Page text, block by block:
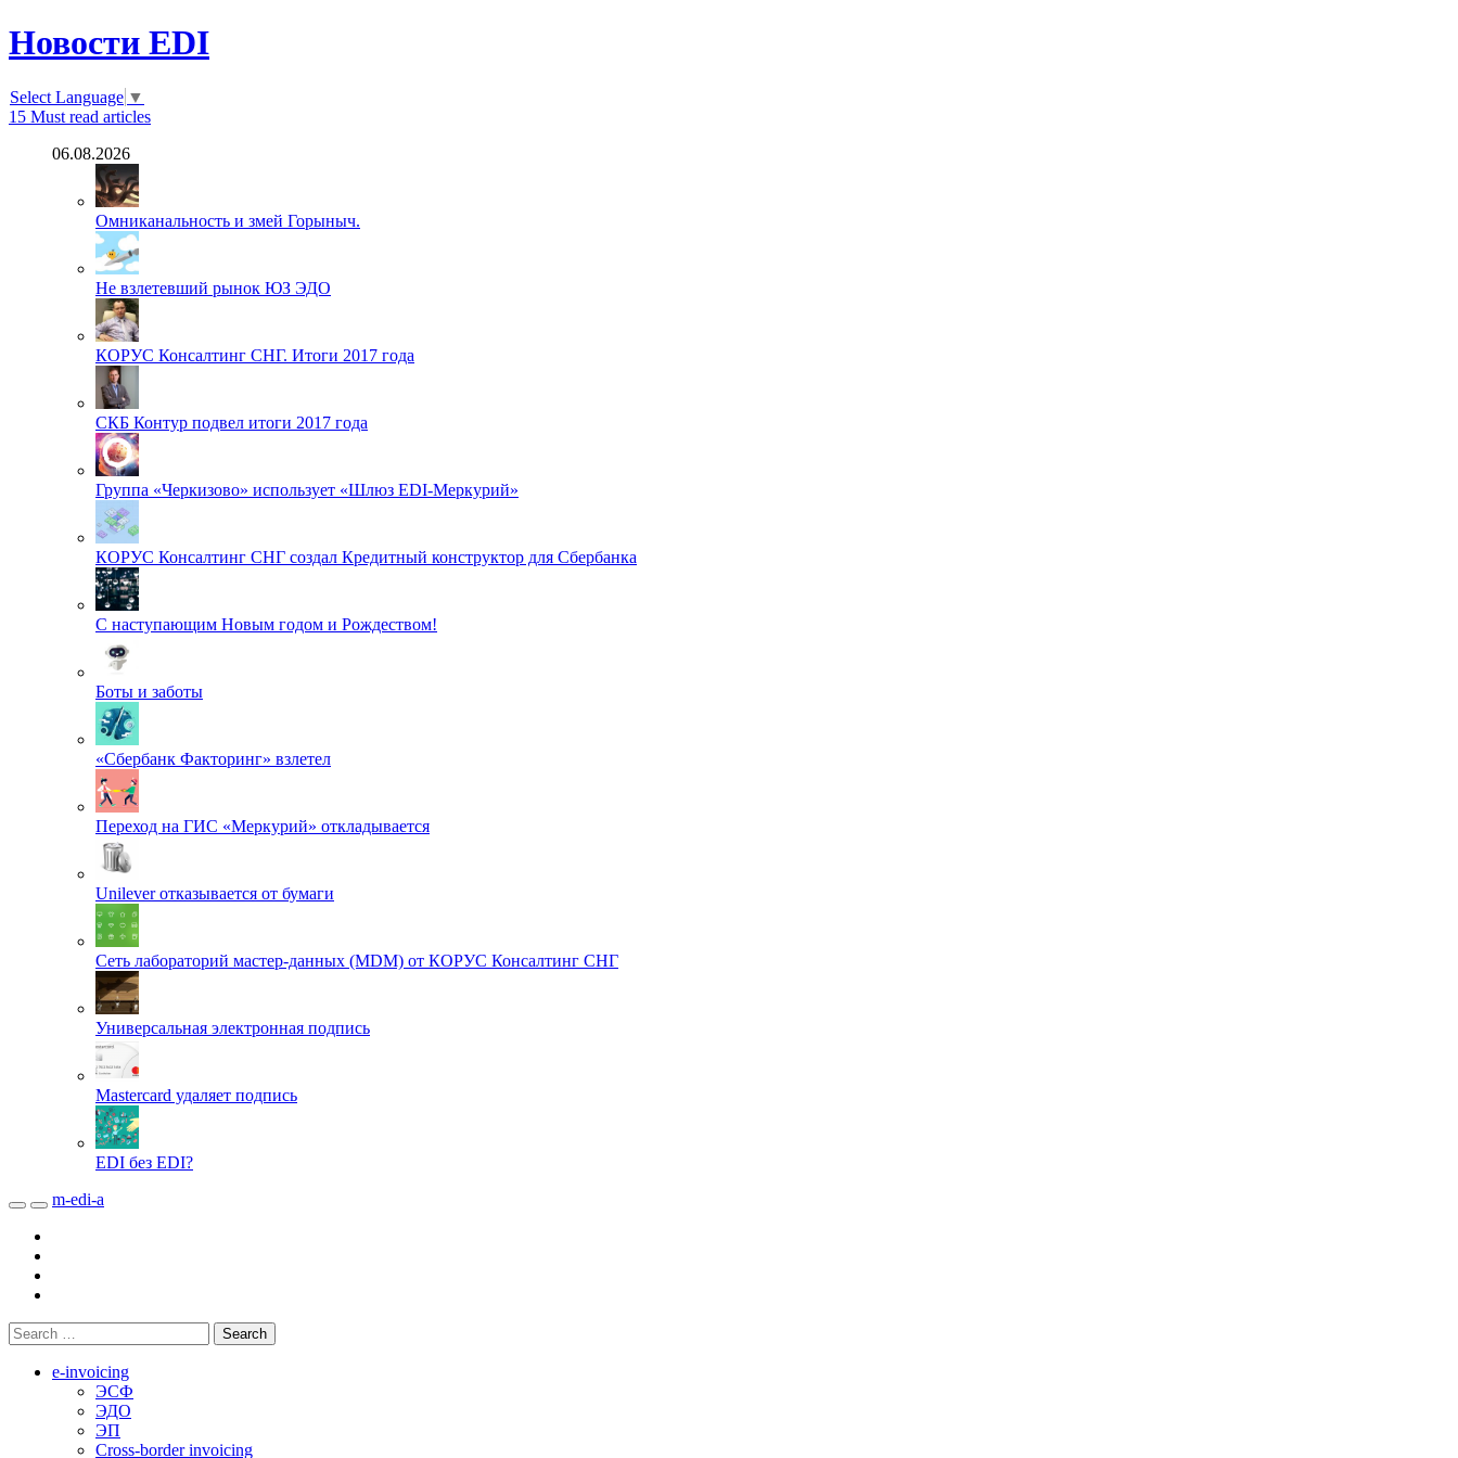
Новости EDI
Select Language ▼
15 Must read articles
06.08.2026
Омниканальность и змей Горыныч.
Не взлетевший рынок ЮЗ ЭДО
КОРУС Консалтинг СНГ. Итоги 2017 года
СКБ Контур подвел итоги 2017 года
Группа «Черкизово» использует «Шлюз EDI-Меркурий»
КОРУС Консалтинг СНГ создал Кредитный конструктор для Сбербанка
С наступающим Новым годом и Рождеством!
Боты и заботы
«Сбербанк Факторинг» взлетел
Переход на ГИС «Меркурий» откладывается
Unilever отказывается от бумаги
Сеть лабораторий мастер-данных (MDM) от КОРУС Консалтинг СНГ
Универсальная электронная подпись
Mastercard удаляет подпись
EDI без EDI?
m-edi-a
e-invoicing
ЭСФ
ЭДО
ЭП
Cross-border invoicing